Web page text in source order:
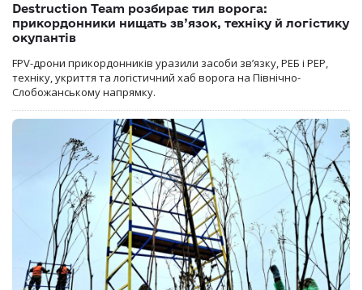
Destruction Team розбирає тил ворога:
прикордонники нищать зв’язок, техніку й логістику
окупантів
FPV-дрони прикордонників уразили засоби зв’язку, РЕБ і РЕР,
техніку, укриття та логістичний хаб ворога на Північно-
Слобожанському напрямку.